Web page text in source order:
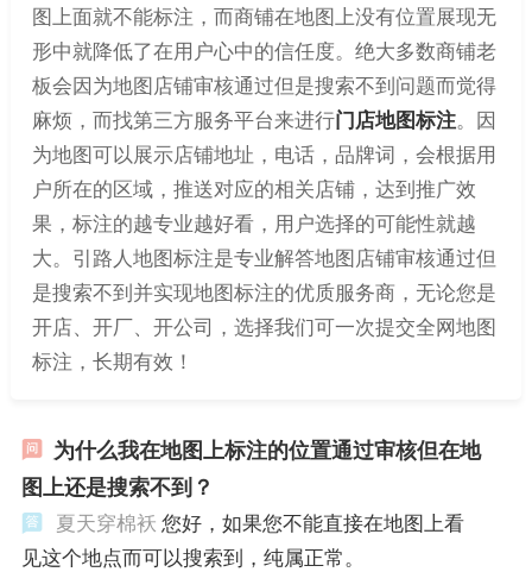
图上面就不能标注，而商铺在地图上没有位置展现无
形中就降低了在用户心中的信任度。绝大多数商铺老
板会因为地图店铺审核通过但是搜索不到问题而觉得
麻烦，而找第三方服务平台来进行门店地图标注。因
为地图可以展示店铺地址，电话，品牌词，会根据用
户所在的区域，推送对应的相关店铺，达到推广效
果，标注的越专业越好看，用户选择的可能性就越
大。引路人地图标注是专业解答地图店铺审核通过但
是搜索不到并实现地图标注的优质服务商，无论您是
开店、开厂、开公司，选择我们可一次提交全网地图
标注，长期有效！
为什么我在地图上标注的位置通过审核但在地
图上还是搜索不到？
夏天穿棉袄 您好，如果您不能直接在地图上看
见这个地点而可以搜索到，纯属正常。